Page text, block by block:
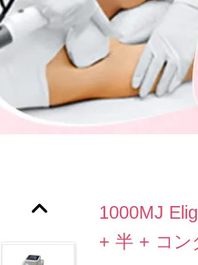
1000MJ
+ 半 + コン